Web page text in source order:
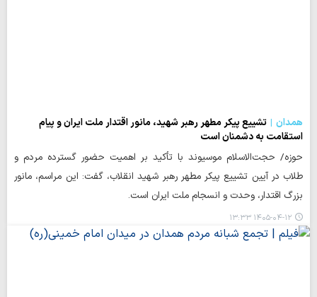
همدان
تشییع پیکر مطهر رهبر شهید، مانور اقتدار ملت ایران و پیام
استقامت به دشمنان است
حوزه/ حجت‌الاسلام موسیوند با تأکید بر اهمیت حضور گسترده مردم و
طلاب در آیین تشییع پیکر مطهر رهبر شهید انقلاب، گفت: این مراسم، مانور
بزرگ اقتدار، وحدت و انسجام ملت ایران است.
۱۴۰۵-۰۴-۱۲ ۱۳:۳۳